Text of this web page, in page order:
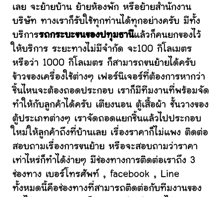
เลย จะย้ายบ้าน ย้ายห้องพัก หรือย้ายสำนักงาน
บริษัท ทางเราก็รับใช้ทุกท่านได้ทุกอย่างครับ มีทั้ง
บริการรถกระบะขนของปทุมธานีแล้วก็คนยกของไว้
ให้บริการ ระยะทางไม่มีจำกัด จะ100 กิโลเมตร
หรือว่า 1000 กิโลเมตร ก็สามารถขนย้ายได้ครับ
ข้าวของเครื่องใช้ต่างๆ เฟอร์นิเจอร์ที่ต้องการหากว่า
ชิ้นไหนจะต้องถอดประกอบ เราก็มีทีมงานที่พร้อมจัด
ทำให้กับลูกค้าได้ครับ เตียงนอน ตู้เสื้อผ้า ชั้นวางของ
ตู้ประเภทต่างๆ เราจัดถอดแยกชิ้นแล้วไปประกอบ
ใหม่ให้ลูกค้าถึงที่บ้านเลย เรื่องราคาก็ไม่แพง ติดต่อ
สอบถามเรื่องการขนย้าย หรือจะสอบถามว่าราคา
เท่าไหร่ก็ทำได้ง่ายๆ มีช่องทางการติดต่อเราถึง 3
ช่องทาง เบอร์โทรศัพท์ , facebook , Line
ทั้งหมดนี้คือช่องทางที่สามารถติดต่อกับทีมงานของ